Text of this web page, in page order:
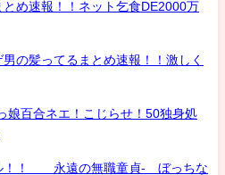
め速報！！ネット乞食DE2000万
の髪ってるまとめ速報！！激しく
娘百合ネエ！こじらせ！50独身処
！！ 永遠の無職童貞- ぼっちな